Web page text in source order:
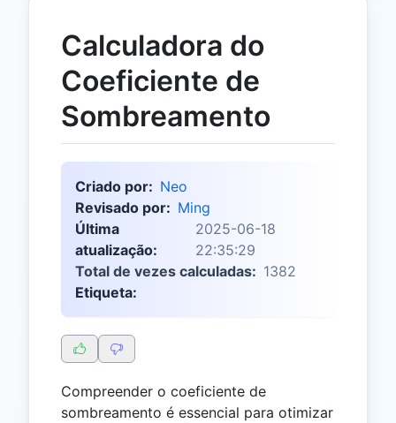
Calculadora do
Coeficiente de
Sombreamento
Criado por: Neo
Revisado por: Ming
Última
atualização:
2025-06-18
22:35:29
Total de vezes calculadas: 1382
Etiqueta:
Compreender o coeficiente de
sombreamento é essencial para otimizar